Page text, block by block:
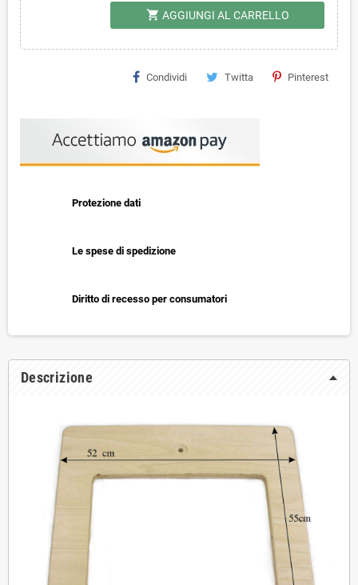
shopping_cart AGGIUNGI AL CARRELLO
Condividi Twitta Pinterest
Protezione dati
Le spese di spedizione
Diritto di recesso per consumatori
Descrizione